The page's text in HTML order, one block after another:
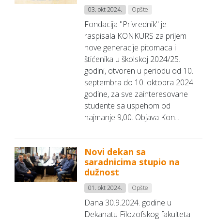
03. okt 2024. Opšte
Fondacija "Privrednik" je
raspisala KONKURS za prijem
nove generacije pitomaca i
štićenika u školskoj 2024/25.
godini, otvoren u periodu od 10.
septembra do 10. oktobra 2024.
godine, za sve zainteresovane
studente sa uspehom od
najmanje 9,00. Objava Kon...
Novi dekan sa
saradnicima stupio na
dužnost
01. okt 2024. Opšte
Dana 30.9.2024. godine u
Dekanatu Filozofskog fakulteta